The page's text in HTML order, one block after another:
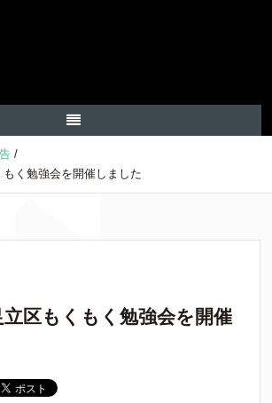
/
く勉強会を開催しました
立区もくもく勉強会を開催